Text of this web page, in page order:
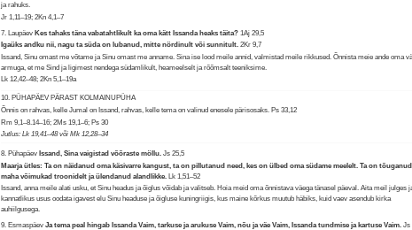
ja rahuks.
Jr 1,11–19; 2Kn 4,1–7
7. LaupäevKes tahaks täna vabatahtlikult ka oma kätt Issanda heaks täita?1Aj 29,5
Igaüks andku nii, nagu ta süda on lubanud, mitte nördinult või sunnitult.2Kr 9,7
Issand, Sinu omast me võtame ja Sinu omast me anname. Sina ise lood meile annid, valmistad meile rikkused. Õnnista meie ande oma
armuga, et me Sind ja ligimest nendega südamlikult, heameelselt ja rõõmsalt teeniksime.
Lk 12,42–48; 2Kn 5,1–19a
10. PÜHAPÄEV PÄRAST KOLMAINUPÜHA
Õnnis on rahvas, kelle Jumal on Issand, rahvas, kelle tema on valinud enesele pärisosaks. Ps 33,12
Rm 9,1–8.14–16; 2Ms 19,1–6; Ps 30
Jutlus: Lk 19,41–48 või Mk 12,28–34
8. Pühapäev Issand, Sina vaigistad võõraste möllu.Js 25,5
Maarja ütles: Ta on näidanud oma käsivarre kangust, ta on pillutanud need, kes on ülbed oma südame meelelt. Ta on tõuganud
maha võimukad troonidelt ja ülendanud alandlikke.Lk 1,51–52
Issand, anna meile alati usku, et Sinu headus ja õiglus võidab ja valitseb. Hoia meid oma õnnistava väega tänasel päeval. Aita meil julges
kannatlikus usus oodata igavest elu Sinu headuse ja õigluse kuningriigis, kus maine kõrkus muutub häbiks, kuid vaev asendub kirka
auhiilgusega.
9. EsmaspäevJa tema peal hingab Issanda Vaim, tarkuse ja arukuse Vaim, nõu ja väe Vaim, Issanda tundmise ja kartuse Vaim.Js